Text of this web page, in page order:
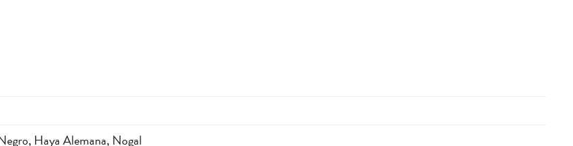
Haya Alemana, Nogal